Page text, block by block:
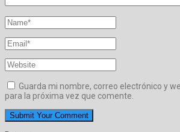
Guarda mi nombre, correo electrónico y
para la próxima vez que comente.